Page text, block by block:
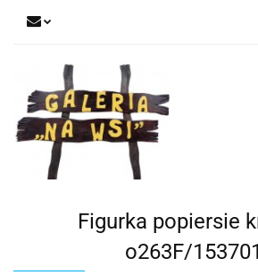
Dodaj
Figurka popiersie
o263F/153701